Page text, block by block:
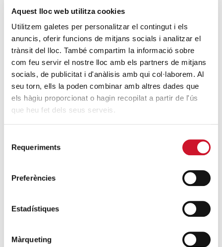
Aquest lloc web utilitza cookies
Utilitzem galetes per personalitzar el contingut i els
anuncis, oferir funcions de mitjans socials i analitzar el
trànsit del lloc. També compartim la informació sobre
com feu servir el nostre lloc amb els partners de mitjans
socials, de publicitat i d'anàlisis amb qui col·laborem. Al
seu torn, ells la poden combinar amb altres dades que
els hàgiu proporcionat o hagin recopilat a partir de l'ús
que heu fet dels seus serveis.
Requeriments
Preferències
Estadístiques
Màrqueting
ENTRADAS MÁS POPULARES
Un cambio renovador
SIGUE LEYENDO
Un ropero a la última moda
SIGUE LEYENDO
SIGUE LEYENDO
Endulzando la vida de los más pequeños
SIGUE LEYENDO
La COVID-19 deshace la recuperación del